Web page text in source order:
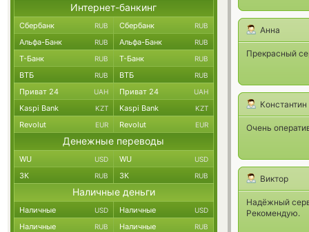
Анна
Прекрасный
Константин
Очень
Виктор
Надёжный
Рекомендую.
Интернет-банкинг
Сбербанк RUB Сбербанк RUB
Альфа-Банк RUB Альфа-Банк RUB
Т-Банк RUB Т-Банк RUB
ВТБ RUB ВТБ RUB
Приват 24 UAH Приват 24 UAH
Kaspi Bank KZT Kaspi Bank KZT
Revolut EUR Revolut EUR
Денежные переводы
WU USD WU USD
ЗК RUB ЗК RUB
Наличные деньги
Наличные USD Наличные USD
Наличные RUB Наличные RUB